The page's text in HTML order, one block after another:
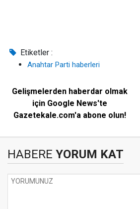
Etiketler :
Anahtar Parti haberleri
Gelişmelerden haberdar olmak
için Google News'te
Gazetekale.com'a abone olun!
HABERE YORUM KAT